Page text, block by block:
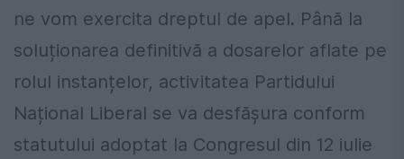
ne vom exercita dreptul de apel. Până la
soluționarea definitivă a dosarelor aflate pe
rolul instanțelor, activitatea Partidului
Național Liberal se va desfășura conform
statutului adoptat la Congresul din 12 iulie